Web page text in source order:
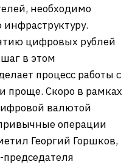
необходимо
инфраструктуру.
цифровых рублей
в этом
процесс работы с
проще. Скоро в рамках
валютой
операции
Георгий Горшков,